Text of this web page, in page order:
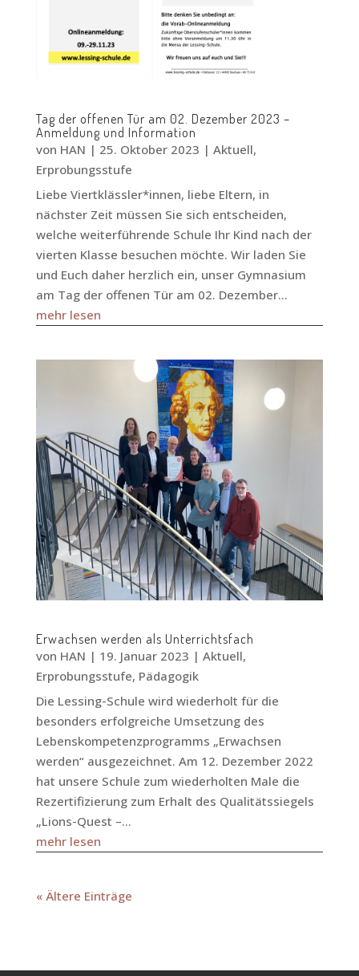
Tag der offenen Tür am 02. Dezember 2023 –
Anmeldung und Information
von HAN | 25. Oktober 2023 | Aktuell,
Erprobungsstufe
Liebe Viertklässler*innen, liebe Eltern, in
nächster Zeit müssen Sie sich entscheiden,
welche weiterführende Schule Ihr Kind nach der
vierten Klasse besuchen möchte. Wir laden Sie
und Euch daher herzlich ein, unser Gymnasium
am Tag der offenen Tür am 02. Dezember...
mehr lesen
Erwachsen werden als Unterrichtsfach
von HAN | 19. Januar 2023 | Aktuell,
Erprobungsstufe, Pädagogik
Die Lessing-Schule wird wiederholt für die
besonders erfolgreiche Umsetzung des
Lebenskompetenzprogramms „Erwachsen
werden“ ausgezeichnet. Am 12. Dezember 2022
hat unsere Schule zum wiederholten Male die
Rezertifizierung zum Erhalt des Qualitätssiegels
„Lions-Quest –...
mehr lesen
« Ältere Einträge